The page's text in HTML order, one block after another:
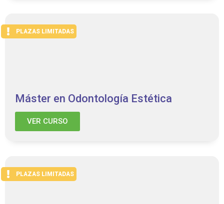
PLAZAS LIMITADAS
Máster en Odontología Estética
VER CURSO
PLAZAS LIMITADAS